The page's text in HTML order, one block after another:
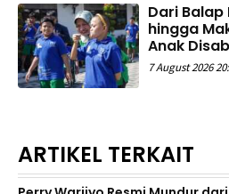
Dari Balap
hingga
Anak
7 August 2026
ARTIKEL TERKAIT